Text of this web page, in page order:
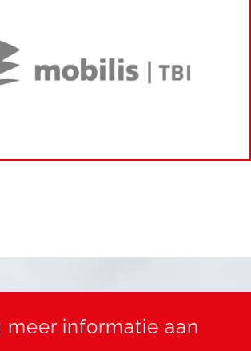
meer informatie aan